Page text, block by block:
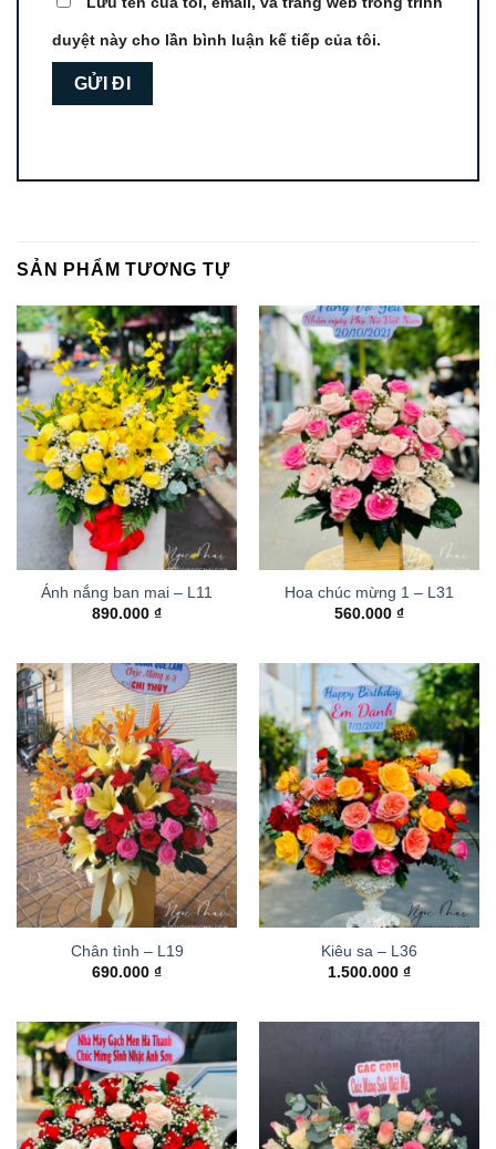
duyệt này cho lần bình luận kế tiếp của tôi.
SẢN PHẨM TƯƠNG TỰ
Ánh nắng ban mai – L11
890.000 ₫
Hoa chúc mừng 1 – L31
560.000 ₫
Chân tình – L19
690.000 ₫
Kiêu sa – L36
1.500.000 ₫